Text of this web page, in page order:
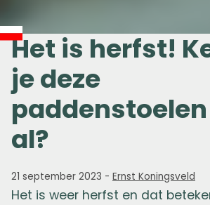
Het is herfst!
je deze
paddenstoelen
al?
21 september 2023 - Ernst Koningsveld
Het is weer herfst en dat